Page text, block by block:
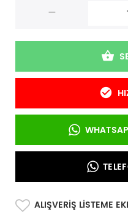
-
ALIŞVERIŞ LISTEME